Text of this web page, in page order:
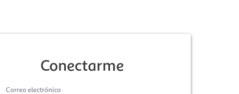
Conectarme
Correo electrónico